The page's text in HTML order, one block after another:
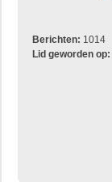
Berichten: 1014
Lid geworden op: